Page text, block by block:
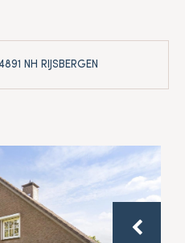
NH RIJSBERGEN